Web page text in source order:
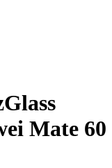
Mate 60